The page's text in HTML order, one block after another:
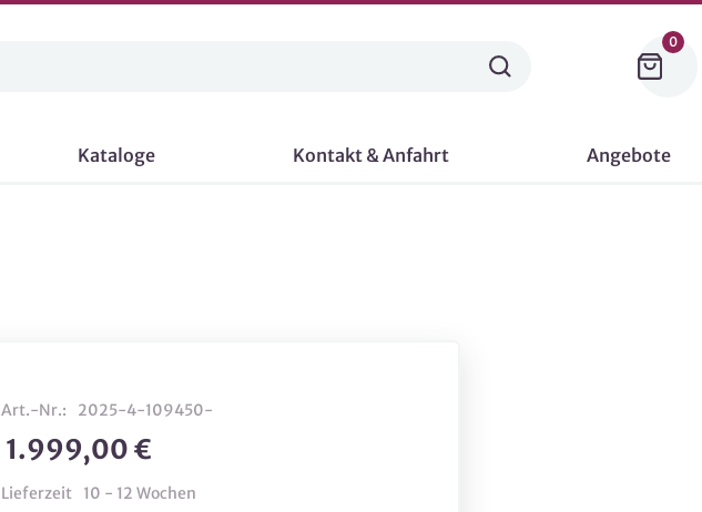
0
Kataloge Kontakt & Anfahrt Angebote
Art.-Nr.: 2025-4-109450-
1.999,00 €
Lieferzeit 10 - 12 Wochen